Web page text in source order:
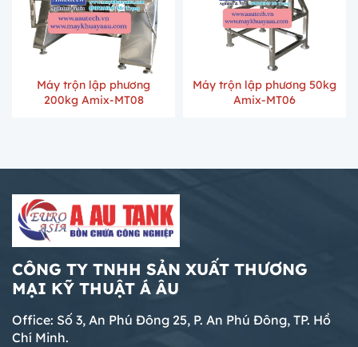
Máy trộn lập phương
200kg Amix-MT08
Máy trộn lập phương 50kg
Amix-MT06
CÔNG TY TNHH SẢN XUẤT THƯƠNG
MẠI KỸ THUẬT Á ÂU
Office: Số 3, An Phú Đông 25, P. An Phú Đông, TP. Hồ
Chí Minh.